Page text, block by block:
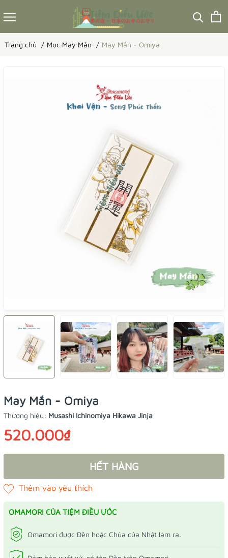
Trang chủ Mục May Mắn May Mắn - Omiya
May Mắn - Omiya
Thương hiệu: Musashi Ichinomiya Hikawa Jinja
520.000₫
HẾT HÀNG
OMAMORI CỦA TIỆM ĐIỀU ƯỚC
Omamori được Đền hoặc Chùa của Nhật làm ra.